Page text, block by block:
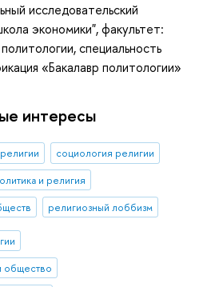
исследовательский
экономики", факультет:
специальность
«Бакалавр политологии»
интересы
социология религии
и религия
религиозный лоббизм
общество